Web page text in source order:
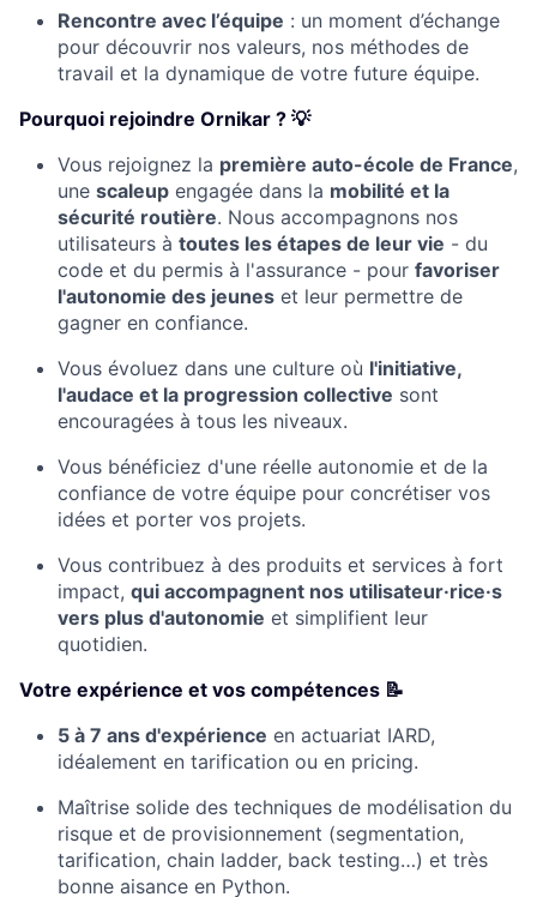
Rencontre avec l’équipe : un moment d’échange
pour découvrir nos valeurs, nos méthodes de
travail et la dynamique de votre future équipe.
Pourquoi rejoindre Ornikar ? 💡
Vous rejoignez la première auto-école de France,
une scaleup engagée dans la mobilité et la
sécurité routière. Nous accompagnons nos
utilisateurs à toutes les étapes de leur vie - du
code et du permis à l'assurance - pour favoriser
l'autonomie des jeunes et leur permettre de
gagner en confiance.
Vous évoluez dans une culture où l'initiative,
l'audace et la progression collective sont
encouragées à tous les niveaux.
Vous bénéficiez d'une réelle autonomie et de la
confiance de votre équipe pour concrétiser vos
idées et porter vos projets.
Vous contribuez à des produits et services à fort
impact, qui accompagnent nos utilisateur·rice·s
vers plus d'autonomie et simplifient leur
quotidien.
Votre expérience et vos compétences 📝
5 à 7 ans d'expérience en actuariat IARD,
idéalement en tarification ou en pricing.
Maîtrise solide des techniques de modélisation du
risque et de provisionnement (segmentation,
tarification, chain ladder, back testing…) et très
bonne aisance en Python.